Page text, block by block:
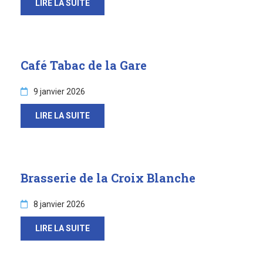
LIRE LA SUITE
Café Tabac de la Gare
9 janvier 2026
LIRE LA SUITE
Brasserie de la Croix Blanche
8 janvier 2026
LIRE LA SUITE